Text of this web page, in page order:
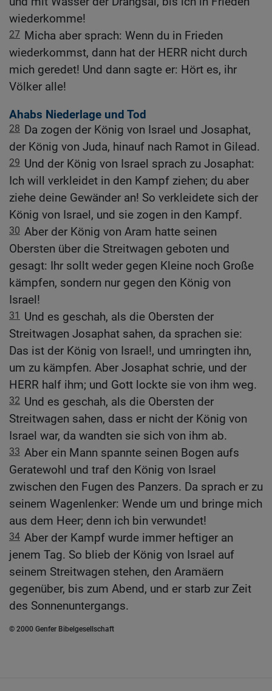
wiederkomme!
27 Micha aber sprach: Wenn du in Frieden
wiederkommst, dann hat der HERR nicht durch
mich geredet! Und dann sagte er: Hört es, ihr
Völker alle!
Ahabs Niederlage und Tod
28 Da zogen der König von Israel und Josaphat,
der König von Juda, hinauf nach Ramot in Gilead.
29 Und der König von Israel sprach zu Josaphat:
Ich will verkleidet in den Kampf ziehen; du aber
ziehe deine Gewänder an! So verkleidete sich der
König von Israel, und sie zogen in den Kampf.
30 Aber der König von Aram hatte seinen
Obersten über die Streitwagen geboten und
gesagt: Ihr sollt weder gegen Kleine noch Große
kämpfen, sondern nur gegen den König von
Israel!
31 Und es geschah, als die Obersten der
Streitwagen Josaphat sahen, da sprachen sie:
Das ist der König von Israel!, und umringten ihn,
um zu kämpfen. Aber Josaphat schrie, und der
HERR half ihm; und Gott lockte sie von ihm weg.
32 Und es geschah, als die Obersten der
Streitwagen sahen, dass er nicht der König von
Israel war, da wandten sie sich von ihm ab.
33 Aber ein Mann spannte seinen Bogen aufs
Geratewohl und traf den König von Israel
zwischen den Fugen des Panzers. Da sprach er zu
seinem Wagenlenker: Wende um und bringe mich
aus dem Heer; denn ich bin verwundet!
34 Aber der Kampf wurde immer heftiger an
jenem Tag. So blieb der König von Israel auf
seinem Streitwagen stehen, den Aramäern
gegenüber, bis zum Abend, und er starb zur Zeit
des Sonnenuntergangs.
© 2000 Genfer Bibelgesellschaft